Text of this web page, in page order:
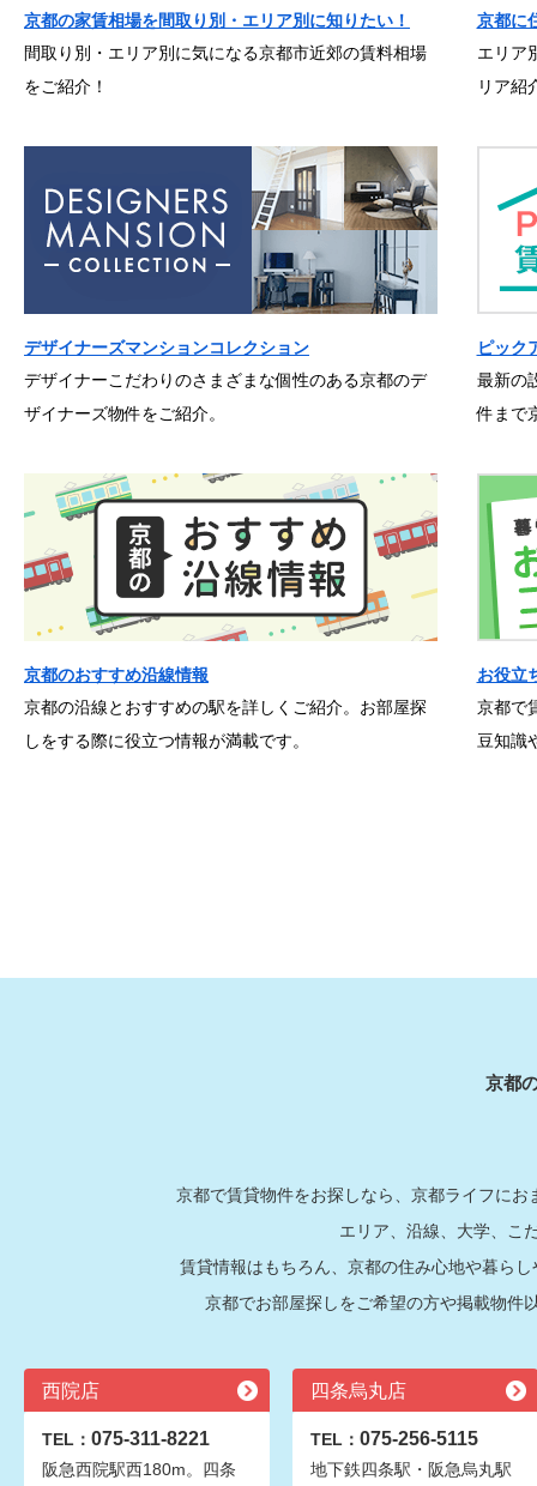
京都の家賃相場を間取り別・エリア別に知りたい！
間取り別・エリア別に気になる京都市近郊の賃料相場
をご紹介！
京都に
エリア
リア紹
デザイナーズマンションコレクション
デザイナーこだわりのさまざまな個性のある京都のデ
ザイナーズ物件をご紹介。
ピック
最新の
件まで
京都のおすすめ沿線情報
京都の沿線とおすすめの駅を詳しくご紹介。お部屋探
しをする際に役立つ情報が満載です。
お役立
京都で
豆知識
京都
京都で賃貸物件をお探しなら、京都ライフに
エリア、沿線、大学、こ
賃貸情報はもちろん、京都の住み心地や暮ら
京都でお部屋探しをご希望の方や掲載物件
西院店
TEL： 075-311-8221
阪急西院駅西180m。四条
四条烏丸店
TEL： 075-256-5115
地下鉄四条駅・阪急烏丸駅